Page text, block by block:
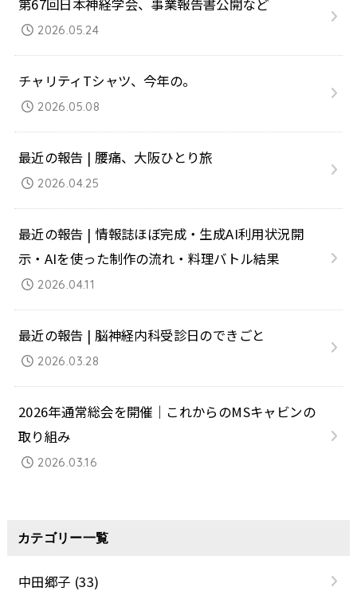
第67回日本神経学会、事業報告書公開など
2026.05.24
チャリティTシャツ、今年の。
2026.05.08
最近の報告 | 腰痛、大阪ひとり旅
2026.04.25
最近の報告 | 情報誌ほぼ完成・生成AI利用状況開
示・AIを使った制作の流れ・料理バトル結果
2026.04.11
最近の報告 | 脳神経内科受診日のできごと
2026.03.28
2026年通常総会を開催｜これからのMSキャビンの
取り組み
2026.03.16
カテゴリー一覧
中田郷子 (33)